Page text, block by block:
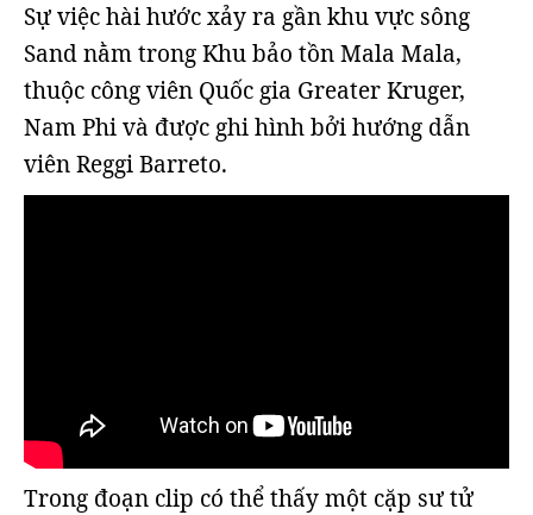
Sự việc hài hước xảy ra gần khu vực sông
Sand nằm trong Khu bảo tồn Mala Mala,
thuộc công viên Quốc gia Greater Kruger,
Nam Phi và được ghi hình bởi hướng dẫn
viên Reggi Barreto.
Trong đoạn clip có thể thấy một cặp sư tử